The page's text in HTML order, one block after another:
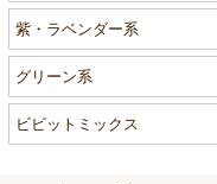
紫・ラベンダー系
グリーン系
ビビットミックス